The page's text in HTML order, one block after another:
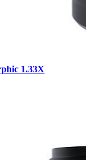
1.33X